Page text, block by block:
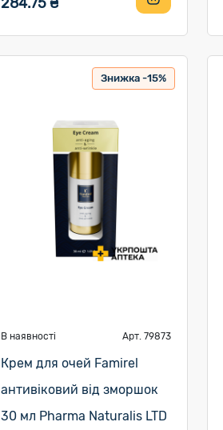
Знижка -15%
В наявності Арт. 79873
Крем для очей Famirel
антивіковий від зморшок
30 мл Pharma Naturalis LTD